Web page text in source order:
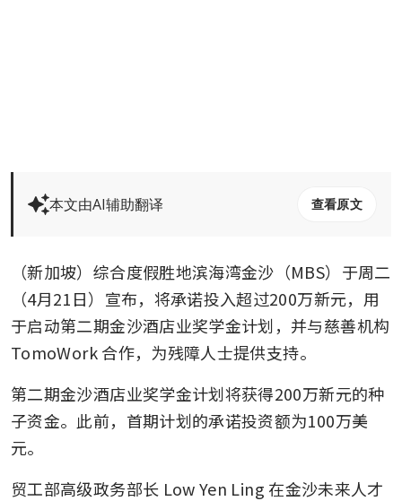
本文由AI辅助翻译 查看原文
（新加坡）综合度假胜地滨海湾金沙（MBS）于周二
（4月21日）宣布，将承诺投入超过200万新元，用
于启动第二期金沙酒店业奖学金计划，并与慈善机构
TomoWork 合作，为残障人士提供支持。
第二期金沙酒店业奖学金计划将获得200万新元的种
子资金。此前，首期计划的承诺投资额为100万美
元。
贸工部高级政务部长 Low Yen Ling 在金沙未来人才